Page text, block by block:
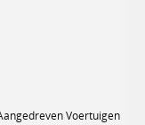
Voertuigen